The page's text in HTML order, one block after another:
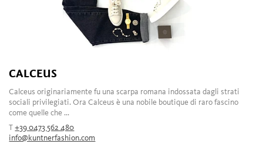
CALCEUS
Calceus originariamente fu una scarpa romana indossata dagli strati
sociali privilegiati. Ora Calceus è una nobile boutique di raro fascino
come quelle che ...
T+39 0473 562 480
info@kuntnerfashion.com